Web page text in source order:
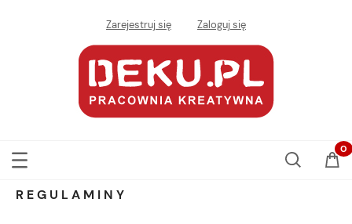
Zarejestruj się Zaloguj się
REGULAMINY